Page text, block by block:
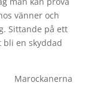
vänner och
Sittande på ett
bli en skyddad
Marockanerna